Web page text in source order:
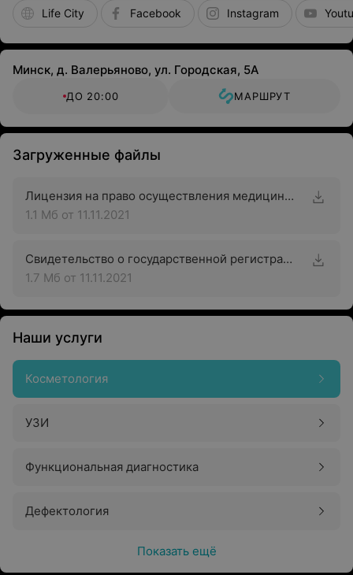
Life City Facebook Instagram
Минск, д. Валерьяново, ул. Городская, 5А
ДО 20:00 МАРШРУТ
Загруженные файлы
Лицензия на право осуществления медицинской деятельности
1.1 Мб от 11.11.2021
Свидетельство о государственной регистрации
1.7 Мб от 11.11.2021
Наши услуги
Косметология
УЗИ
Функциональная диагностика
Дефектология
Показать ещё